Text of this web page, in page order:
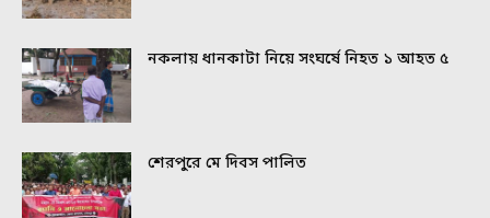
নকলায় ধানকাটা নিয়ে সংঘর্ষে নিহত ১ আহত ৫
শেরপুরে মে দিবস পালিত